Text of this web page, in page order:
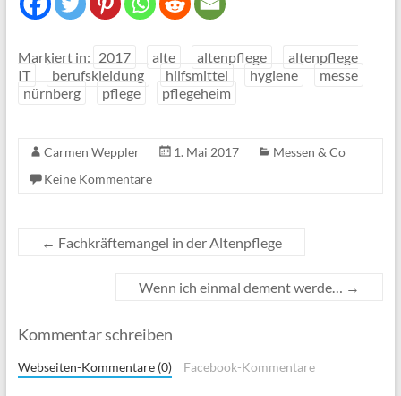
Markiert in: 2017 alte altenpflege
altenpflege
IT
berufskleidung hilfsmittel hygiene
messe
nürnberg
pflege pflegeheim
Carmen Weppler 1. Mai 2017
Messen & Co
Keine Kommentare
← Fachkräftemangel in der Altenpflege
Wenn ich einmal dement werde… →
Kommentar schreiben
Webseiten-Kommentare (0) Facebook-Kommentare